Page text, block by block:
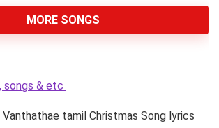
MORE SONGS
songs & etc
tamil Christmas Song lyrics